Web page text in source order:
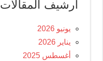
أرشيف المقالات
يونيو 2026
يناير 2026
أغسطس 2025